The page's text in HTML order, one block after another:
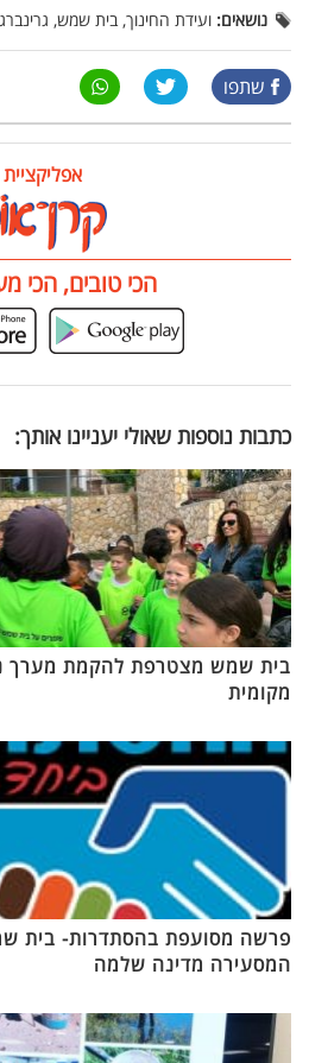
נושאים: ועידת החינוך, בית שמש,
שתפו
אפליקציית
הכי טובים, הכי
כתבות נוספות שאולי יעניינו אותך:
בית שמש מצטרפת להקמת מערך
מקומית
פרשה מסועפת בהסתדרות- בית
המסעירה מדינה שלמה